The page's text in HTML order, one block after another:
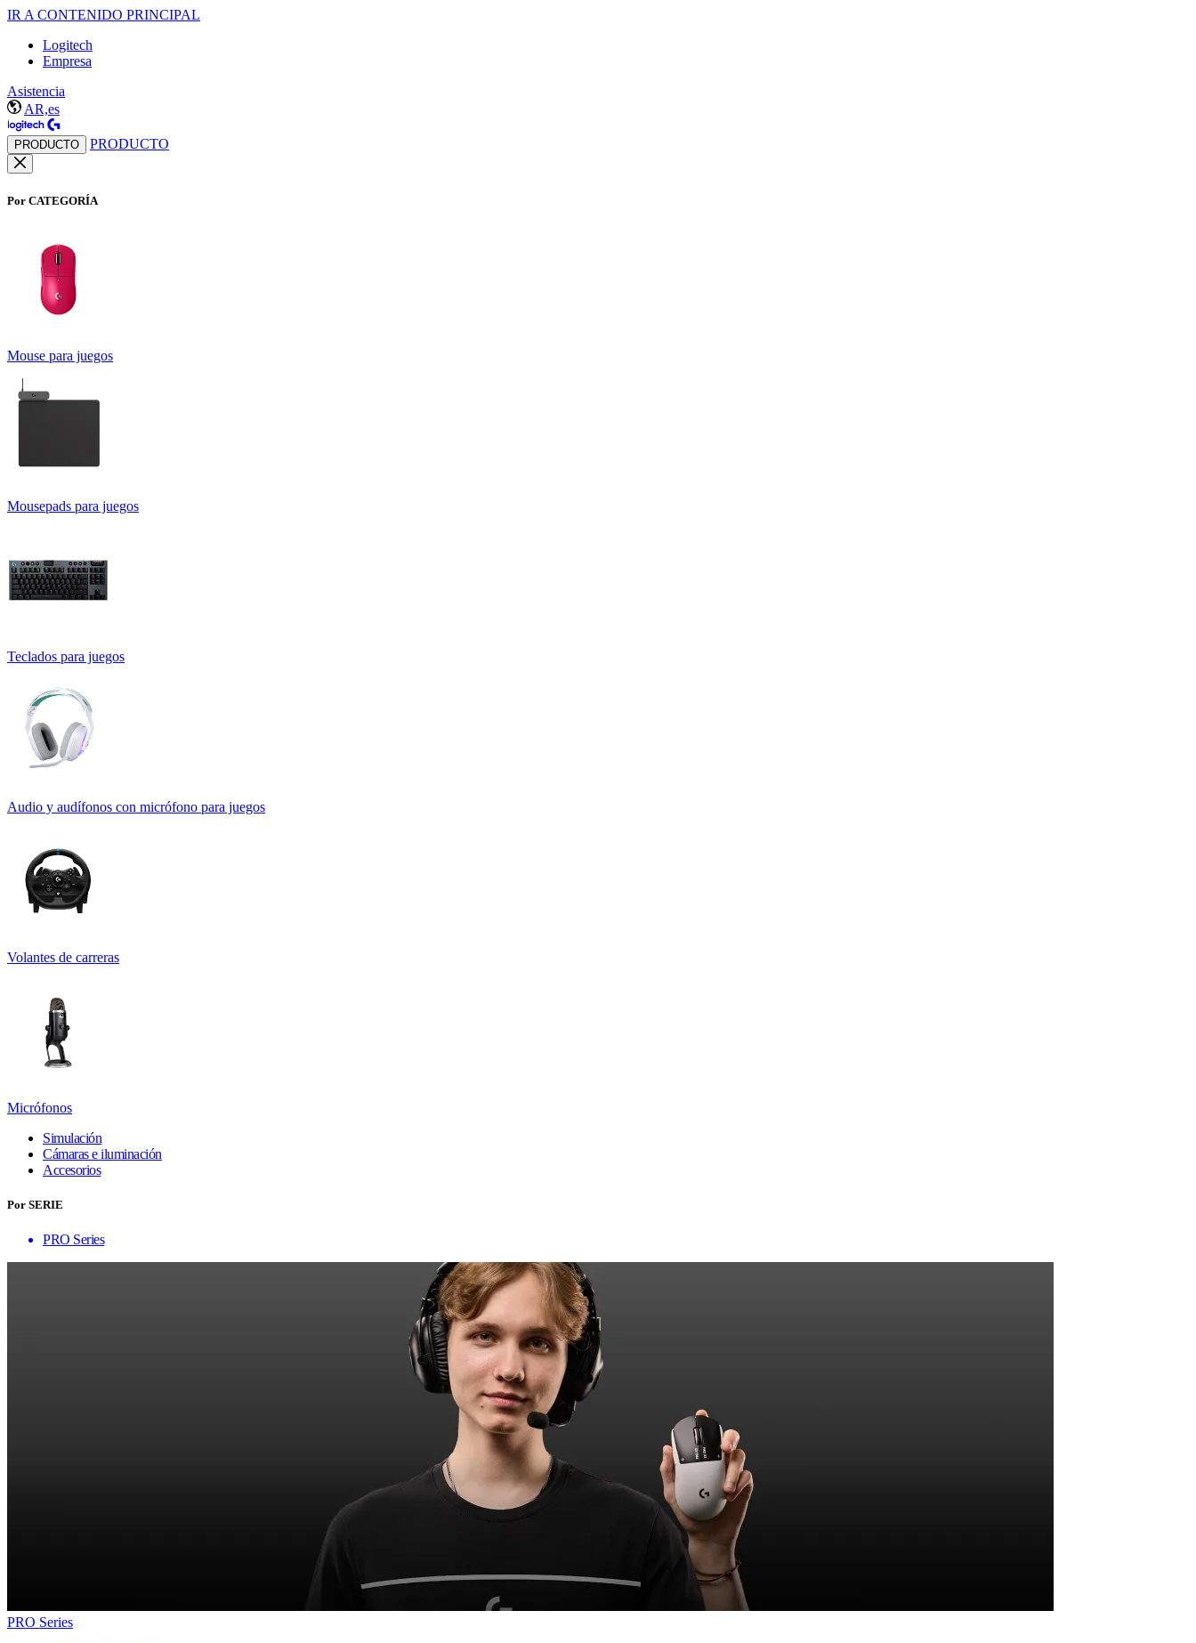
IR A CONTENIDO PRINCIPAL
Logitech
Empresa
Asistencia
AR,es
PRODUCTO PRODUCTO
Por CATEGORÍA
Mouse para juegos
Mousepads para juegos
Teclados para juegos
Audio y audífonos con micrófono para juegos
Volantes de carreras
Micrófonos
Simulación
Cámaras e iluminación
Accesorios
Por SERIE
PRO Series
PRO Series